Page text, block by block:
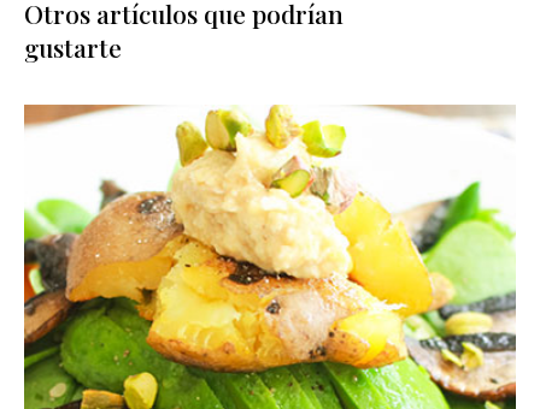
Otros artículos que podrían
gustarte